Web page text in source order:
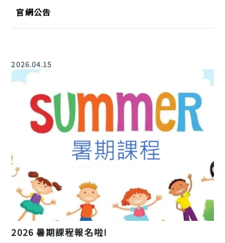
2026.04.15
2026 暑期課程報名啦!
官網公告